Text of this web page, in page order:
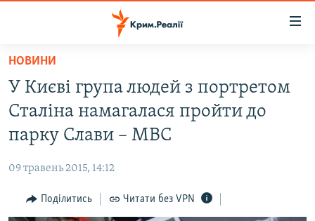
Перейти
основного
матеріалу
до
основної
навігації
Перейти
до
ВІДЕО ТА ФОТО
БЛОГИ
ПОГЛЯД
НОВИНИ
У Києві група людей з портретом
Сталіна намагалася пройти до
парку Слави – МВС
09 травень 2015, 14:12
Поділитись Читати без VPN